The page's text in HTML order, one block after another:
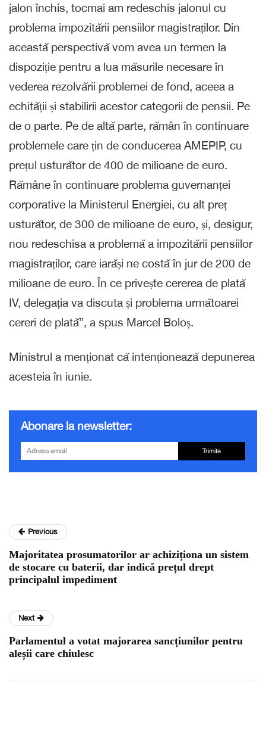
jalon închis, tocmai am redeschis jalonul cu
problema impozitării pensiilor magistraților. Din
această perspectivă vom avea un termen la
dispoziție pentru a lua măsurile necesare în
vederea rezolvării problemei de fond, aceea a
echității și stabilirii acestor categorii de pensii. Pe
de o parte. Pe de altă parte, rămân în continuare
problemele care țin de conducerea AMEPIP, cu
prețul usturător de 400 de milioane de euro.
Rămâne în continuare problema guvernanței
corporative la Ministerul Energiei, cu alt preț
usturător, de 300 de milioane de euro, și, desigur,
nou redeschisa a problemă a impozitării pensiilor
magistraților, care iarăși ne costă în jur de 200 de
milioane de euro. În ce privește cererea de plată
IV, delegația va discuta și problema următoarei
cereri de plată”, a spus Marcel Boloș.
Ministrul a menționat că intenționează depunerea
acesteia în iunie.
Abonare la newsletter:
Trimite
Previous
Majoritatea prosumatorilor ar achiziționa un sistem
de stocare cu baterii, dar indică prețul drept
principalul impediment
Next
Parlamentul a votat majorarea sancțiunilor pentru
aleșii care chiulesc